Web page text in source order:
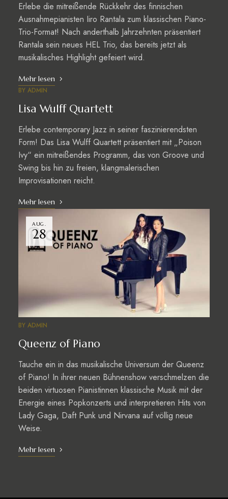
Erlebe die mitreißende Rückkehr des finnischen
Ausnahmepianisten Iiro Rantala zum klassischen Piano-
Trio-Format! Nach anderthalb Jahrzehnten präsentiert
Rantala sein neues HEL Trio, das bereits jetzt als
musikalisches Highlight gefeiert wird.
Mehr lesen
BY ADMIN
Lisa Wulff Quartett
Erlebe contemporary Jazz in seiner faszinierendsten
Form! Das Lisa Wulff Quartett präsentiert mit „Poison
Ivy“ ein mitreißendes Programm, das von Groove und
Swing bis hin zu freien, klangmalerischen
Improvisationen reicht.
Mehr lesen
AUG.
28
BY ADMIN
Queenz of Piano
Tauche ein in das musikalische Universum der Queenz
of Piano! In ihrer neuen Bühnenshow verschmelzen die
beiden virtuosen Pianistinnen klassische Musik mit der
Energie eines Popkonzerts und interpretieren Hits von
Lady Gaga, Daft Punk und Nirvana auf völlig neue
Weise.
Mehr lesen